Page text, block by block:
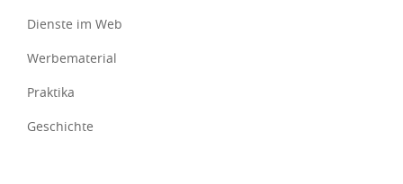
Dienste im Web
Werbematerial
Praktika
Geschichte